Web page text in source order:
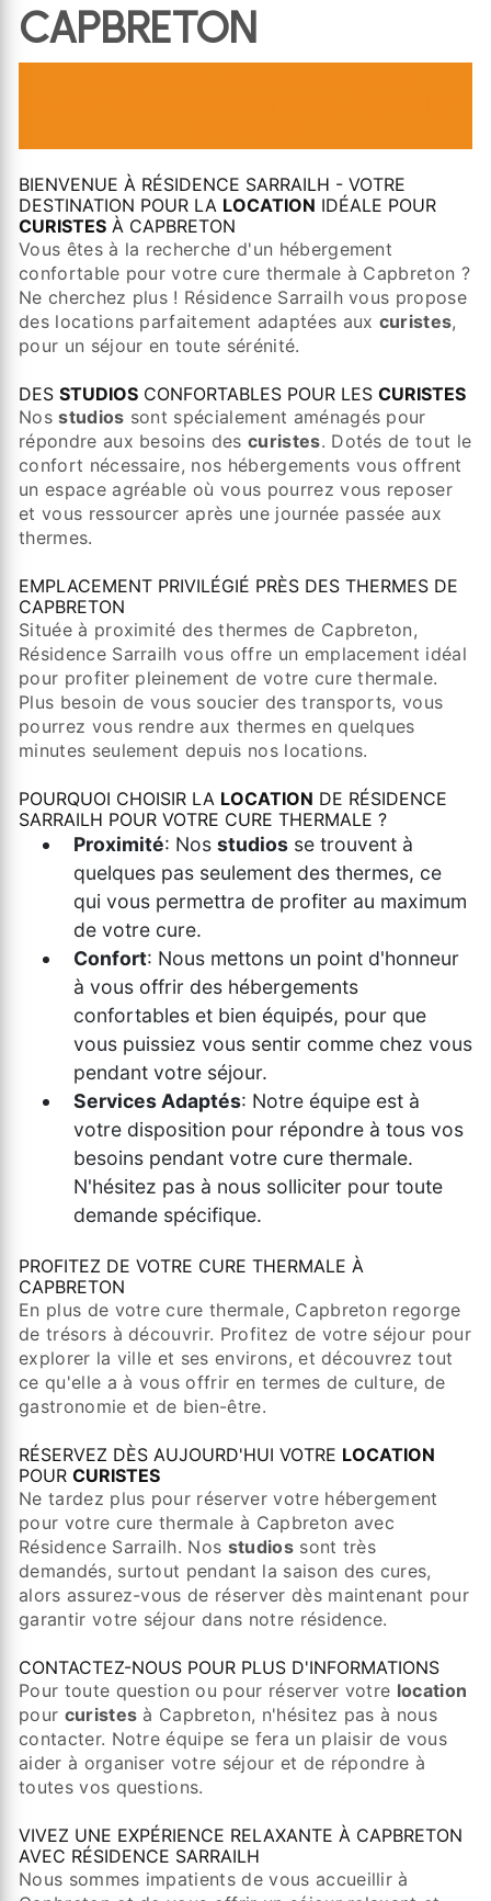
CAPBRETON
BIENVENUE À RÉSIDENCE SARRAILH - VOTRE
DESTINATION POUR LA LOCATION IDÉALE POUR
CURISTES À CAPBRETON
Vous êtes à la recherche d'un hébergement
confortable pour votre cure thermale à Capbreton ?
Ne cherchez plus ! Résidence Sarrailh vous propose
des locations parfaitement adaptées aux curistes,
pour un séjour en toute sérénité.
DES STUDIOS CONFORTABLES POUR LES CURISTES
Nosstudios sont spécialement aménagés pour
répondre aux besoins descuristes. Dotés de tout le
confort nécessaire, nos hébergements vous offrent
un espace agréable où vous pourrez vous reposer
et vous ressourcer après une journée passée aux
thermes.
EMPLACEMENT PRIVILÉGIÉ PRÈS DES THERMES DE
CAPBRETON
Située à proximité des thermes de Capbreton,
Résidence Sarrailh vous offre un emplacement idéal
pour profiter pleinement de votre cure thermale.
Plus besoin de vous soucier des transports, vous
pourrez vous rendre aux thermes en quelques
minutes seulement depuis nos locations.
POURQUOI CHOISIR LA LOCATION DE RÉSIDENCE
SARRAILH POUR VOTRE CURE THERMALE ?
Proximité: Nos studios se trouvent à
quelques pas seulement des thermes, ce
qui vous permettra de profiter au maximum
de votre cure.
Confort: Nous mettons un point d'honneur
à vous offrir des hébergements
confortables et bien équipés, pour que
vous puissiez vous sentir comme chez vous
pendant votre séjour.
Services Adaptés: Notre équipe est à
votre disposition pour répondre à tous vos
besoins pendant votre cure thermale.
N'hésitez pas à nous solliciter pour toute
demande spécifique.
PROFITEZ DE VOTRE CURE THERMALE À
CAPBRETON
En plus de votre cure thermale, Capbreton regorge
de trésors à découvrir. Profitez de votre séjour pour
explorer la ville et ses environs, et découvrez tout
ce qu'elle a à vous offrir en termes de culture, de
gastronomie et de bien-être.
RÉSERVEZ DÈS AUJOURD'HUI VOTRE LOCATION
POUR CURISTES
Ne tardez plus pour réserver votre hébergement
pour votre cure thermale à Capbreton avec
Résidence Sarrailh. Nos studiossont très
demandés, surtout pendant la saison des cures,
alors assurez-vous de réserver dès maintenant pour
garantir votre séjour dans notre résidence.
CONTACTEZ-NOUS POUR PLUS D'INFORMATIONS
Pour toute question ou pour réserver votre location
pour curistes à Capbreton, n'hésitez pas à nous
contacter. Notre équipe se fera un plaisir de vous
aider à organiser votre séjour et de répondre à
toutes vos questions.
VIVEZ UNE EXPÉRIENCE RELAXANTE À CAPBRETON
AVEC RÉSIDENCE SARRAILH
Nous sommes impatients de vous accueillir à